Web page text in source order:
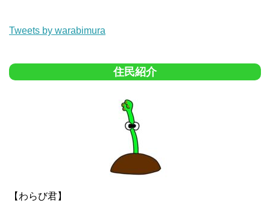
Tweets by warabimura
住民紹介
【わらび君】